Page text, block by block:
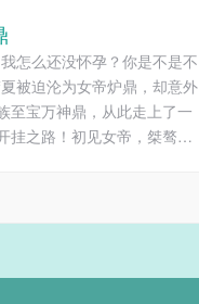
慕冬而获得更好的生活， 那
懂得后悔，可是已经无路可
后重获自由，付晨山人生得
在侧， 何喻当年的满腔激情
笑话， 他在艰难地境地中为
怎么还没怀孕？你是不是不
被迫沦为女帝炉鼎，却意外
至宝万神鼎，从此走上了一
挂之路！初见女帝，桀骜不